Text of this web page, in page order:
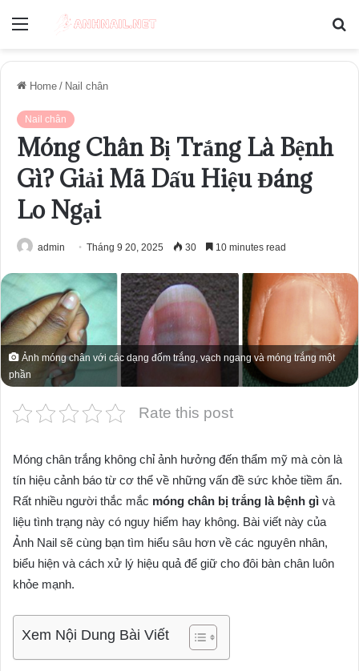
Menu
Home / Nail chân
Nail chân
Móng Chân Bị Trắng Là Bệnh
Gì? Giải Mã Dấu Hiệu Đáng
Lo Ngại
admin Tháng 9 20, 2025 30 10 minutes read
Ảnh móng chân với các dạng đốm trắng, vạch ngang và móng trắng một
phần
Rate this post
Móng chân trắng không chỉ ảnh hưởng đến thẩm mỹ mà còn là
tín hiệu cảnh báo từ cơ thể về những vấn đề sức khỏe tiềm ẩn.
Rất nhiều người thắc mắc móng chân bị trắng là bệnh gì và
liệu tình trạng này có nguy hiểm hay không. Bài viết này của
Ảnh Nail sẽ cùng bạn tìm hiểu sâu hơn về các nguyên nhân,
biểu hiện và cách xử lý hiệu quả để giữ cho đôi bàn chân luôn
khỏe mạnh.
Xem Nội Dung Bài Viết